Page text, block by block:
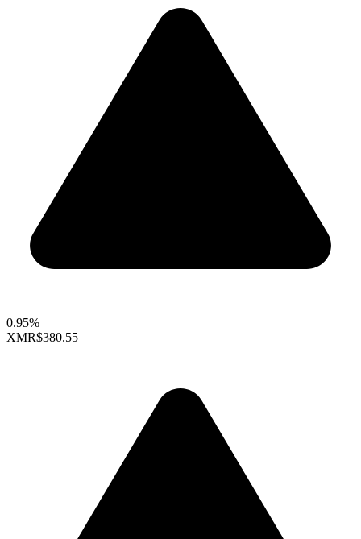
0.95%
XMR$380.55